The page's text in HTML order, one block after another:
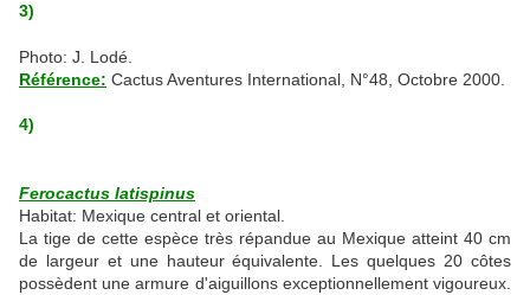
3)
Photo: J. Lodé.
Référence: Cactus Aventures International, N°48, Octobre 2000.
4)
Ferocactus latispinus
Habitat: Mexique central et oriental.
La tige de cette espèce très répandue au Mexique atteint 40 cm
de largeur et une hauteur équivalente. Les quelques 20 côtes
possèdent une armure d'aiguillons exceptionnellement vigoureux.